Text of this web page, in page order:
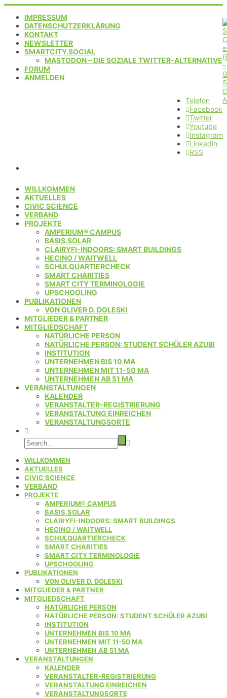
IMPRESSUM
DATENSCHUTZERKLÄRUNG
KONTAKT
NEWSLETTER
SMARTCITY.SOCIAL
MASTODON – DIE SOZIALE TWITTER-ALTERNATIVE
FORUM
ANMELDEN
Telefon
Facebook
Twitter
Youtube
Instagram
Linkedin
RSS
WILLKOMMEN
AKTUELLES
CIVIC SCIENCE
VERBAND
PROJEKTE
AMPERIUM® CAMPUS
BASIS.SOLAR
CLAIRYFI-INDOORS: SMART BUILDINGS
HECINO / WAITWELL
SCHULQUARTIERCHECK
SMART CHARITIES
SMART CITY TERMINOLOGIE
UPSCHOOLING
PUBLIKATIONEN
VON OLIVER D. DOLESKI
MITGLIEDER & PARTNER
MITGLIEDSCHAFT
NATÜRLICHE PERSON
NATÜRLICHE PERSON: STUDENT SCHÜLER AZUBI
INSTITUTION
UNTERNEHMEN BIS 10 MA
UNTERNEHMEN MIT 11-50 MA
UNTERNEHMEN AB 51 MA
VERANSTALTUNGEN
KALENDER
VERANSTALTER-REGISTRIERUNG
VERANSTALTUNG EINREICHEN
VERANSTALTUNGSORTE
WILLKOMMEN
AKTUELLES
CIVIC SCIENCE
VERBAND
PROJEKTE
AMPERIUM® CAMPUS
BASIS.SOLAR
CLAIRYFI-INDOORS: SMART BUILDINGS
HECINO / WAITWELL
SCHULQUARTIERCHECK
SMART CHARITIES
SMART CITY TERMINOLOGIE
UPSCHOOLING
PUBLIKATIONEN
VON OLIVER D. DOLESKI
MITGLIEDER & PARTNER
MITGLIEDSCHAFT
NATÜRLICHE PERSON
NATÜRLICHE PERSON: STUDENT SCHÜLER AZUBI
INSTITUTION
UNTERNEHMEN BIS 10 MA
UNTERNEHMEN MIT 11-50 MA
UNTERNEHMEN AB 51 MA
VERANSTALTUNGEN
KALENDER
VERANSTALTER-REGISTRIERUNG
VERANSTALTUNG EINREICHEN
VERANSTALTUNGSORTE